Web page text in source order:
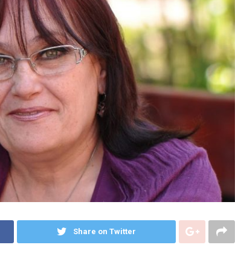
Share on Twitter